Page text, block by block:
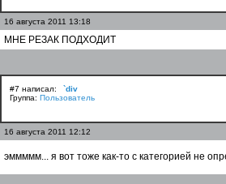
16 августа 2011 13:18
МНЕ РЕЗАК ПОДХОДИТ
#7 написал:
`div
Группа: Пользователь
16 августа 2011 12:12
эммммм... я вот тоже как-то с категорией не